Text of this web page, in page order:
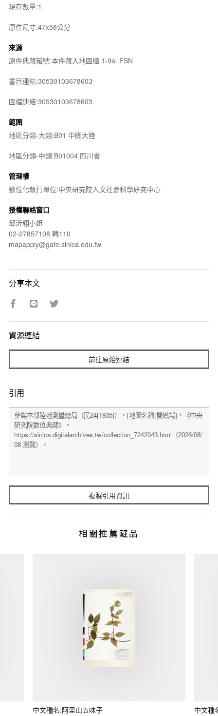
現存數量:1
原件尺寸:47x58公分
來源
原件典藏箱號:本件藏入地圖櫃 1-9a. FSN
書目連結:30530103678603
圖檔連結:30530103678603
範圍
地區分類-大類:B01 中國大陸
地區分類-中類:B01004 四川省
管理權
數位化執行單位:中央研究院人文社會科學研究中心
授權聯絡窗口
邱沂翎小姐
02-27857108 轉110
mapapply@gate.sinica.edu.tw
分享本文
資源連結
前往原始連結
引用
複製引用資訊
相關推薦藏品
中文種名:阿里山五味子 中文種